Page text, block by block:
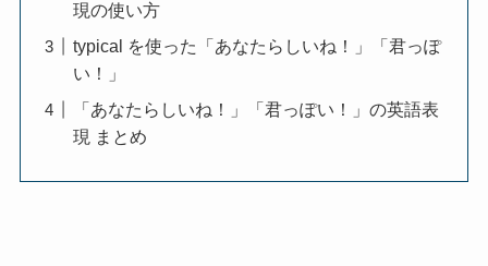
現の使い方
typical を使った「あなたらしいね！」「君っぽ
い！」
「あなたらしいね！」「君っぽい！」の英語表
現 まとめ